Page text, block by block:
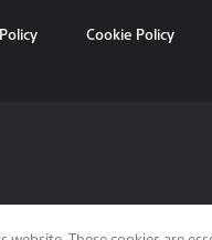
Cookie Policy